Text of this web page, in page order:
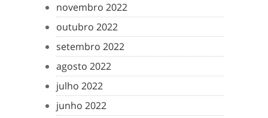
novembro 2022
outubro 2022
setembro 2022
agosto 2022
julho 2022
junho 2022